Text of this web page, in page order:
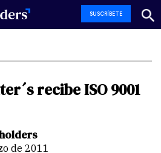
SUSCRÍBETE
recibeISO 9001
de 2011